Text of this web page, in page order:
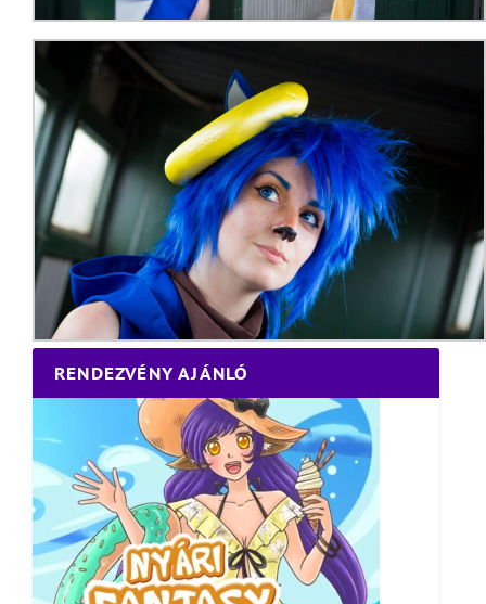
RENDEZVÉNY AJÁNLÓ